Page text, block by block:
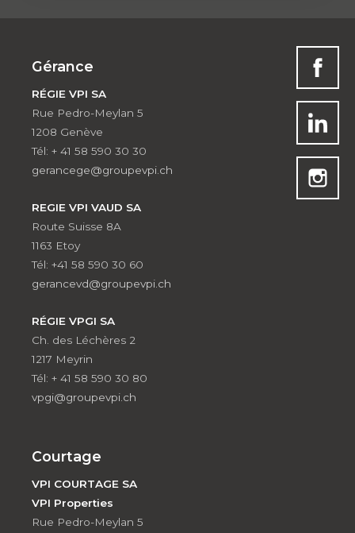
Gérance
RÉGIE VPI SA
Rue Pedro-Meylan 5
1208 Genève
Tél: + 41 58 590 30 30
gerancege@groupevpi.ch
REGIE VPI VAUD SA
Route Suisse 8A
1163 Etoy
Tél: +41 58 590 30 60
gerancevd@groupevpi.ch
RÉGIE VPGI SA
Ch. des Léchères 2
1217 Meyrin
Tél: + 41 58 590 30 80
vpgi@groupevpi.ch
Courtage
VPI COURTAGE SA
VPI Properties
Rue Pedro-Meylan 5